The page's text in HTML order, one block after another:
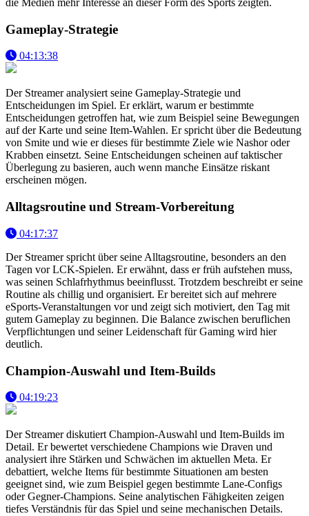
die Medien mehr Interesse an dieser Form des Sports zeigten.
Gameplay-Strategie
04:13:38
Der Streamer analysiert seine Gameplay-Strategie und
Entscheidungen im Spiel. Er erklärt, warum er bestimmte
Entscheidungen getroffen hat, wie zum Beispiel seine Bewegungen
auf der Karte und seine Item-Wahlen. Er spricht über die Bedeutung
von Smite und wie er dieses für bestimmte Ziele wie Nashor oder
Krabben einsetzt. Seine Entscheidungen scheinen auf taktischer
Überlegung zu basieren, auch wenn manche Einsätze riskant
erscheinen mögen.
Alltagsroutine und Stream-Vorbereitung
04:17:37
Der Streamer spricht über seine Alltagsroutine, besonders an den
Tagen vor LCK-Spielen. Er erwähnt, dass er früh aufstehen muss,
was seinen Schlafrhythmus beeinflusst. Trotzdem beschreibt er seine
Routine als chillig und organisiert. Er bereitet sich auf mehrere
eSports-Veranstaltungen vor und zeigt sich motiviert, den Tag mit
gutem Gameplay zu beginnen. Die Balance zwischen beruflichen
Verpflichtungen und seiner Leidenschaft für Gaming wird hier
deutlich.
Champion-Auswahl und Item-Builds
04:19:23
Der Streamer diskutiert Champion-Auswahl und Item-Builds im
Detail. Er bewertet verschiedene Champions wie Draven und
analysiert ihre Stärken und Schwächen im aktuellen Meta. Er
debattiert, welche Items für bestimmte Situationen am besten
geeignet sind, wie zum Beispiel gegen bestimmte Lane-Configs
oder Gegner-Champions. Seine analytischen Fähigkeiten zeigen
tiefes Verständnis für das Spiel und seine mechanischen Details.